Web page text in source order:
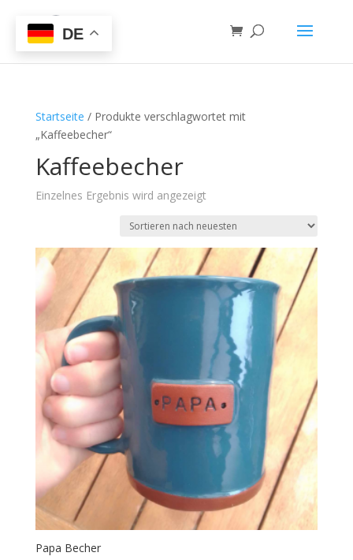
Startseite / Produkte verschlagwortet mit
„Kaffeebecher“
Kaffeebecher
Einzelnes Ergebnis wird angezeigt
Papa Becher
DE